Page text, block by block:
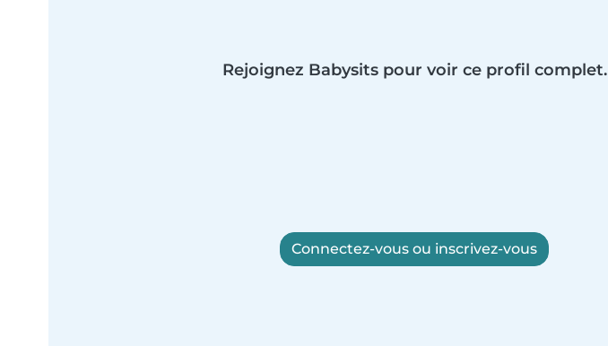
Rejoignez Babysits pour voir ce profil complet.
Connectez-vous ou inscrivez-vous